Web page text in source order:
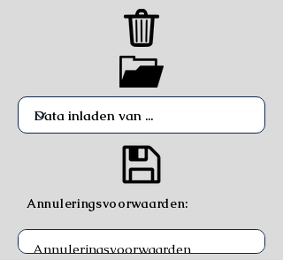
Annuleringsvoorwaarden: